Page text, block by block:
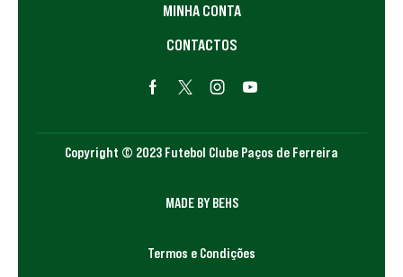
MINHA CONTA
CONTACTOS
Copyright © 2023 Futebol Clube Paços de Ferreira
MADE BY BEHS
Termos e Condições